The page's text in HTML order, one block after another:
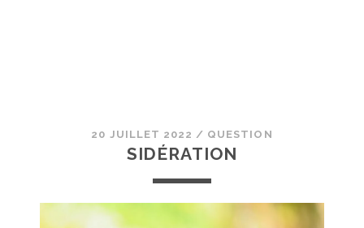
20 JUILLET 2022 / QUESTION
SIDÉRATION